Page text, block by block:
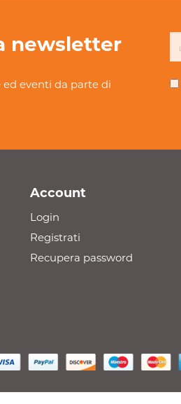
newsletter
eventi da parte di
Account
Login
Registrati
Recupera password